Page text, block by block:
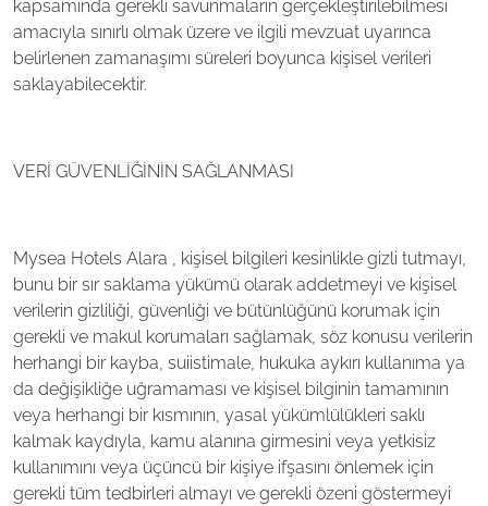
kapsamında gerekli savunmaların gerçekleştirilebilmesi
amacıyla sınırlı olmak üzere ve ilgili mevzuat uyarınca
belirlenen zamanaşımı süreleri boyunca kişisel verileri
saklayabilecektir.
VERİ GÜVENLİĞİNİN SAĞLANMASI
Mysea Hotels Alara , kişisel bilgileri kesinlikle gizli tutmayı,
bunu bir sır saklama yükümü olarak addetmeyi ve kişisel
verilerin gizliliği, güvenliği ve bütünlüğünü korumak için
gerekli ve makul korumaları sağlamak, söz konusu verilerin
herhangi bir kayba, suiistimale, hukuka aykırı kullanıma ya
da değişikliğe uğramaması ve kişisel bilginin tamamının
veya herhangi bir kısmının, yasal yükümlülükleri saklı
kalmak kaydıyla, kamu alanına girmesini veya yetkisiz
kullanımını veya üçüncü bir kişiye ifşasını önlemek için
gerekli tüm tedbirleri almayı ve gerekli özeni göstermeyi